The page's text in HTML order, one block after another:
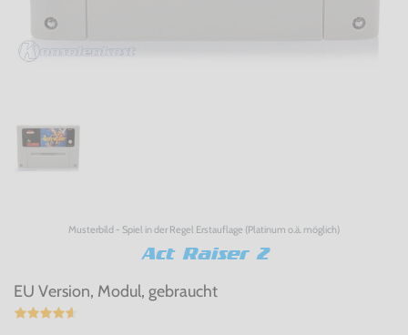
Musterbild - Spiel in der Regel Erstauflage (Platinum o.ä. möglich)
Act Raiser 2
EU Version, Modul, gebraucht